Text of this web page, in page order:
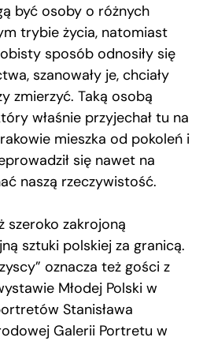
być osoby o różnych
trybie życia, natomiast
sposób odnosiły się
szanowały je, chciały
zmierzyć. Taką osobą
właśnie przyjechał tu na
mieszka od pokoleń i
się nawet na
naszą rzeczywistość.
szeroko zakrojoną
sztuki polskiej za granicą.
oznacza też gości z
Młodej Polski w
Stanisława
Galerii Portretu w